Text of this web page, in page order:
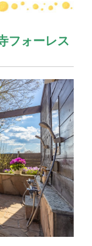
フォーレス